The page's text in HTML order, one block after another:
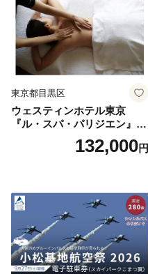
東京都目黒区
ウェスティンホテル東京
『ル・スパ・パリジエン』選
べるボディセラピー90分/1名
132,000円